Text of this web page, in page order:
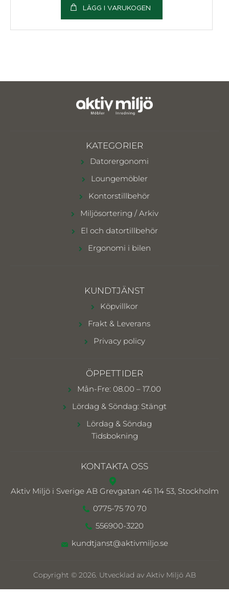
LÄGG I VARUKOGEN
KATEGORIER
Datorergonomi
Loungemöbler
Kontorstillbehör
Miljösortering / Arkiv
El och datortillbehör
Ergonomi i bilen
KUNDTJÄNST
Köpvillkor
Frakt & Leverans
Privacy policy
ÖPPETTIDER
Mån-Fre: 08.00 – 17.00
Lördag & Söndag: Stängt
Lördag & Söndag
Tidsbokning
KONTAKTA OSS
Aktiv Miljö i Sverige AB Grevgatan 46 114 53, Stockholm
0775-75 70 70
556900-3220
kundtjanst@aktivmiljo.se
Copyright © 2026. Utvecklad av Aktiv Miljö AB